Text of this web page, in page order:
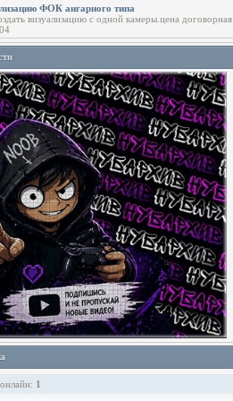
ФОК ангарного типа
визуализацию с одной камеры.цена договорная
1